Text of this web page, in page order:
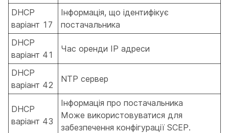
DHCP
варіант 17
Інформація, що ідентифікує
постачальника
DHCP
варіант 41
Час оренди IP адреси
DHCP
варіант 42
NTP сервер
DHCP
варіант 43
Інформація про постачальника
Може використовуватися для
забезпечення конфігурації SCEP.